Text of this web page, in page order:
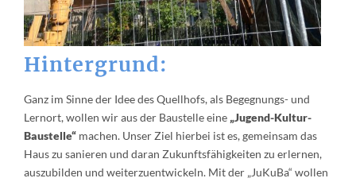
Hintergrund:
Ganz im Sinne der Idee des Quellhofs, als Begegnungs- und
Lernort, wollen wir aus der Baustelle eine„Jugend-Kultur-
Baustelle“ machen. Unser Ziel hierbei ist es, gemeinsam das
Haus zu sanieren und daran Zukunftsfähigkeiten zu erlernen,
auszubilden und weiterzuentwickeln. Mit der „JuKuBa“ wollen